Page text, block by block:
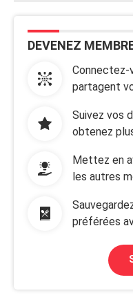
DEVENEZ
Connectez-
partagent
Suivez vos
obtenez
Mettez en
les autres
préférées